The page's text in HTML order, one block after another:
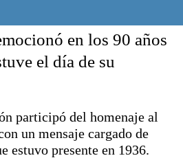
El mundo
Seguridad
Liga del Sur
Fútbol
en los 90 años
el día de su
participó del homenaje al
un mensaje cargado de
estuvo presente en 1936.